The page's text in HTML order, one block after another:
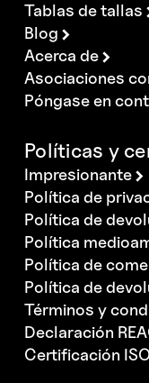
Tablas de tallas
Blog
Acerca de
Asociaciones
Póngase en
Políticas y
Impresionante
Política de
Política de
Política
Política de
Política de
Términos y
Declaración
Certificación